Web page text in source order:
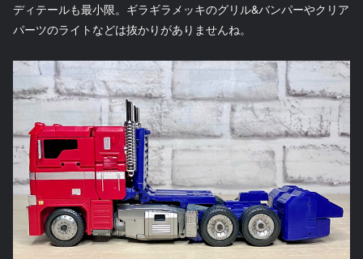
ディテールも最小限。ギラギラメッキのグリル&バンパーやクリア
パーツのライトなどは抜かりがありませんね。